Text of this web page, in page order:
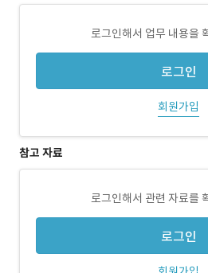
로그인해서 업무 내용을
로그인
회원가입
참고 자료
로그인해서 관련 자료를
로그인